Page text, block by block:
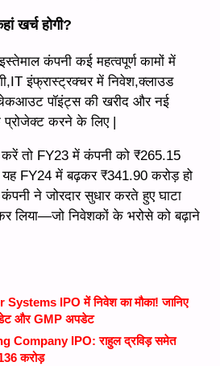
खर्च होगी?
कंपनी कई महत्वपूर्ण कामों में
इंफ्रास्ट्रक्चर में निवेश,क्लाउड
पॉइंट्स की खरीद और नई
करने के लिए |
करें तो FY23 में कंपनी को ₹265.15
FY24 में बढ़कर ₹341.90 करोड़ हो
ने जोरदार सुधार करते हुए घाटा
लिया—जो निवेशकों के भरोसे को बढ़ाने
IPO में निवेश का मौका! जानिए
और GMP अपडेट
Company IPO: राहुल द्रविड़ समेत
करोड़